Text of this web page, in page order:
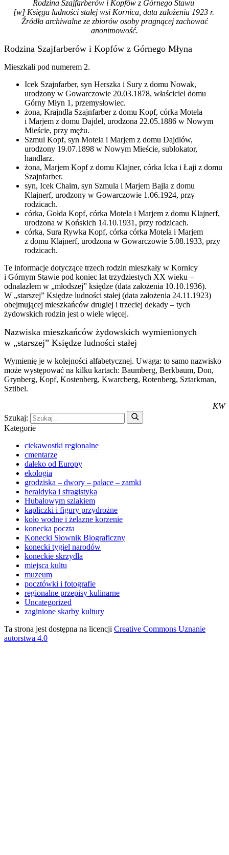
Rodzina Szajfarberów i Kopfów z Górnego Stawu
[w] Księga ludności stałej wsi Kornica, data założenia 1923 r.
Źródła archiwalne ze zbiorów osoby pragnącej zachować
anonimowość.
Rodzina Szajfarberów i Kopfów z Górnego Młyna
Mieszkali pod numerem 2.
Icek Szajnfarber, syn Herszka i Sury z domu Nowak,
urodzony w Gowarczowie 20.03.1878, właściciel domu
Górny Młyn 1, przemysłowiec.
żona, Krajndla Szajnfarber z domu Kopf, córka Motela
i Marjem z domu Dajdel, urodzona 22.05.1886 w Nowym
Mieście, przy mężu.
Szmul Kopf, syn Motela i Marjem z domu Dajdlów,
urodzony 19.07.1898 w Nowym Mieście, sublokator,
handlarz.
żona, Marjem Kopf z domu Klajner, córka Icka i Łaji z domu
Szajnfarber.
syn, Icek Chaim, syn Szmula i Marjem Bajla z domu
Klajnerf, urodzony w Gowarczowie 1.06.1924, przy
rodzicach.
córka, Gołda Kopf, córka Motela i Marjem z domu Klajnerf,
urodzona w Końskich 14.10.1931, przy rodzicach.
córka, Sura Rywka Kopf, córka córka Motela i Marjem
z domu Klajnerf, urodzona w Gowarczowie 5.08.1933, przy
rodzicach.
Te informacje dotyczące trzech rodzin mieszkały w Kornicy
i Górnym Stawie pod koniec lat trzydziestych XX wieku –
odnalazłem w „młodszej” księdze (data założenia 10.10.1936).
W „starszej” Księdze ludności stałej (data założenia 24.11.1923)
obejmującej mieszkańców drugiej i trzeciej dekady – tych
żydowskich rodzin jest o wiele więcej.
Nazwiska mieszkańców żydowskich wymienionych
w „starszej” Księdze ludności stałej
Wymienię je w kolejności alfabetycznej. Uwaga: to samo nazwisko
może występować na kilku kartach: Baumberg, Berkbaum, Don,
Grynberg, Kopf, Kostenberg, Kwarcberg, Rotenberg, Sztarkman,
Sztibel.
KW
Szukaj:
Kategorie
ciekawostki regionalne
cmentarze
daleko od Europy
ekologia
grodziska – dwory – pałace – zamki
heraldyka i sfragistyka
Hubalowym szlakiem
kapliczki i figury przydrożne
koło wodne i żelazne korzenie
konecka poczta
Konecki Słownik Biograficzny
konecki tygiel narodów
koneckie skrzydła
miejsca kultu
muzeum
pocztówki i fotografie
regionalne przepisy kulinarne
Uncategorized
zaginione skarby kultury
Ta strona jest dostępna na licencji Creative Commons Uznanie
autorstwa 4.0